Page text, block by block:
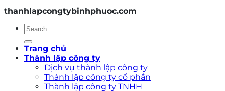
thanhlapcongtybinhphuoc.com
Trang chủ
Thành lập công ty
Dịch vụ thành lập công ty
Thành lập công ty cổ phần
Thành lập công ty TNHH